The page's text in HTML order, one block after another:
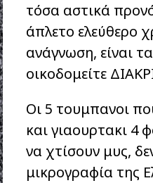
τόσα αστικά
άπλετο ελεύθερο
ανάγνωση, είναι
οικοδομείτε
Οι 5 τουμπανοι
και γιαουρτακι 4
να χτίσουν μυς,
μικρογραφία της